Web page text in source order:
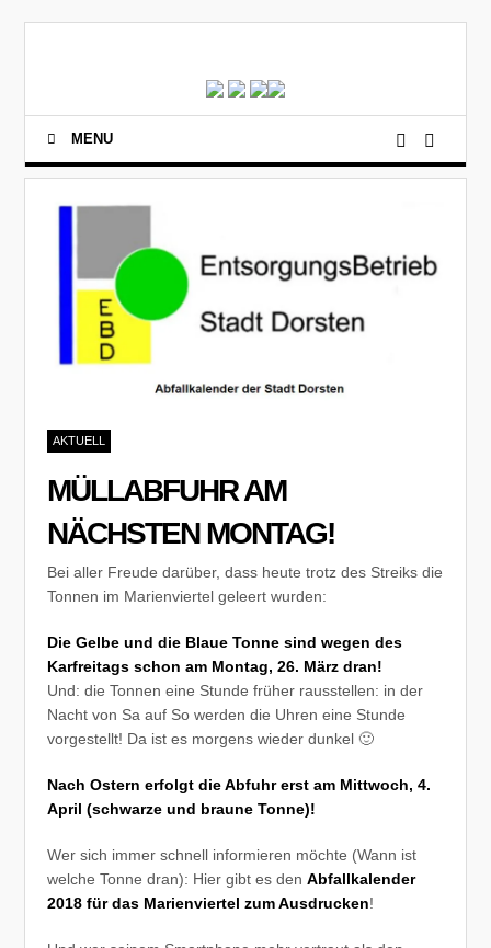
MENU
AKTUELL
MÜLLABFUHR AM
NÄCHSTEN MONTAG!
Bei aller Freude darüber, dass heute trotz des Streiks die
Tonnen im Marienviertel geleert wurden:
Die Gelbe und die Blaue Tonne sind wegen des
Karfreitags schon am Montag, 26. März dran!
Und: die Tonnen eine Stunde früher rausstellen: in der
Nacht von Sa auf So werden die Uhren eine Stunde
vorgestellt! Da ist es morgens wieder dunkel 🙂
Nach Ostern erfolgt die Abfuhr erst am Mittwoch, 4.
April (schwarze und braune Tonne)!
Wer sich immer schnell informieren möchte (Wann ist
welche Tonne dran): Hier gibt es denAbfallkalender
2018 für das Marienviertel zum Ausdrucken!